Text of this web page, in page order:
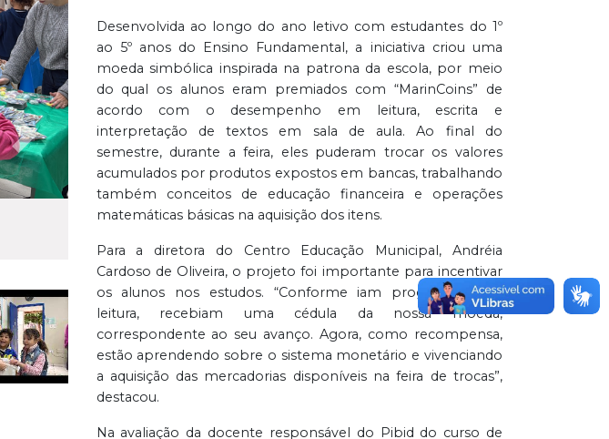
Próxima
Desenvolvida ao longo do ano letivo com estudantes do 1º
ao 5º anos do Ensino Fundamental, a iniciativa criou uma
moeda simbólica inspirada na patrona da escola, por meio
do qual os alunos eram premiados com “MarinCoins” de
acordo com o desempenho em leitura, escrita e
interpretação de textos em sala de aula. Ao final do
semestre, durante a feira, eles puderam trocar os valores
acumulados por produtos expostos em bancas, trabalhando
também conceitos de educação financeira e operações
matemáticas básicas na aquisição dos itens.
Para a diretora do Centro Educação Municipal, Andréia
Cardoso de Oliveira, o projeto foi importante para incentivar
os alunos nos estudos. “Conforme iam progredindo na
leitura, recebiam uma cédula da nossa moeda,
correspondente ao seu avanço. Agora, como recompensa,
estão aprendendo sobre o sistema monetário e vivenciando
a aquisição das mercadorias disponíveis na feira de trocas”,
destacou.
Na avaliação da docente responsável do Pibid do curso de